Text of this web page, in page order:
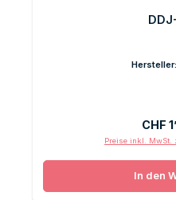
Hersteller:
CHF
Preise inkl. MwSt.
In den